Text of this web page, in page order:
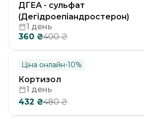
ДГЕА - сульфат
(Дегідроепіандростерон)
1 день
360 ₴400₴
Ціна онлайн-10%
Кортизол
1 день
432 ₴480₴